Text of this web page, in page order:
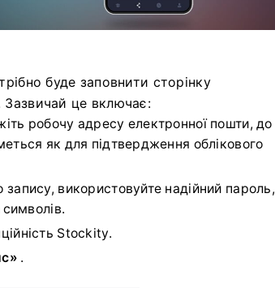
буде заповнити сторінку
Зазвичай це включає:
робочу адресу електронної пошти, до
як для підтвердження облікового
використовуйте надійний пароль,
Stockity.
.